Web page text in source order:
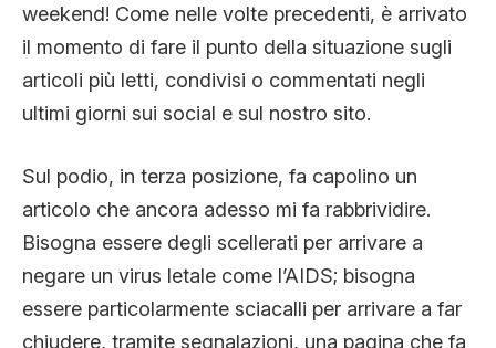
CHI SIAMO
weekend! Come nelle volte precedenti, è arrivato
il momento di fare il punto della situazione sugli
articoli più letti, condivisi o commentati negli
ultimi giorni sui social e sul nostro sito.
Sul podio, in terza posizione, fa capolino un
articolo che ancora adesso mi fa rabbrividire.
Bisogna essere degli scellerati per arrivare a
negare un virus letale come l’AIDS; bisogna
essere particolarmente sciacalli per arrivare a far
chiudere, tramite segnalazioni, una pagina che fa